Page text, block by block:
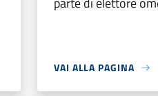
VAI ALLA PAGINA